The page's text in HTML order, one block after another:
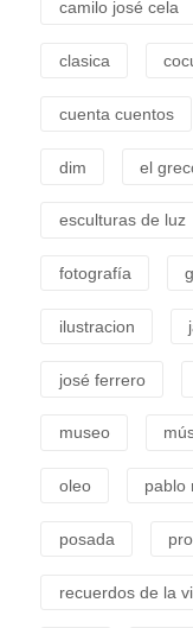
camilo josé cela
clasica
cuenta cuentos
dim el
esculturas de luz
fotografía
ilustracion
josé ferrero
museo
oleo pablo
posada
recuerdos de la